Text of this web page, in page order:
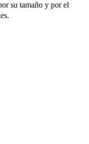
su tamaño y por el